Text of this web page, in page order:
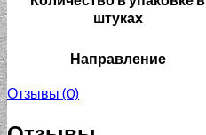
штуках
Направление
Отзывы (0)